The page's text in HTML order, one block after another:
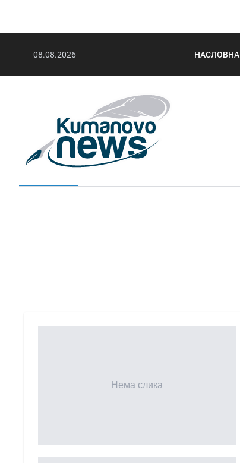
08.08.2026 НАСЛОВНА